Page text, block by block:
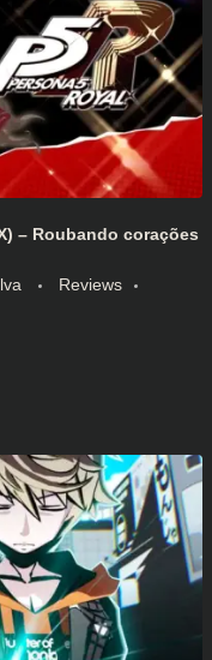
– Roubando corações
Reviews